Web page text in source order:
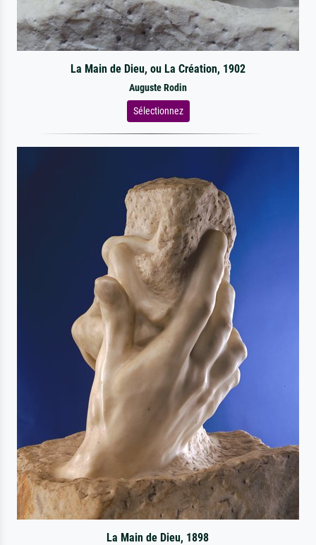
La Main de Dieu, ou La Création, 1902
Auguste Rodin
Sélectionnez
La Main de Dieu, 1898